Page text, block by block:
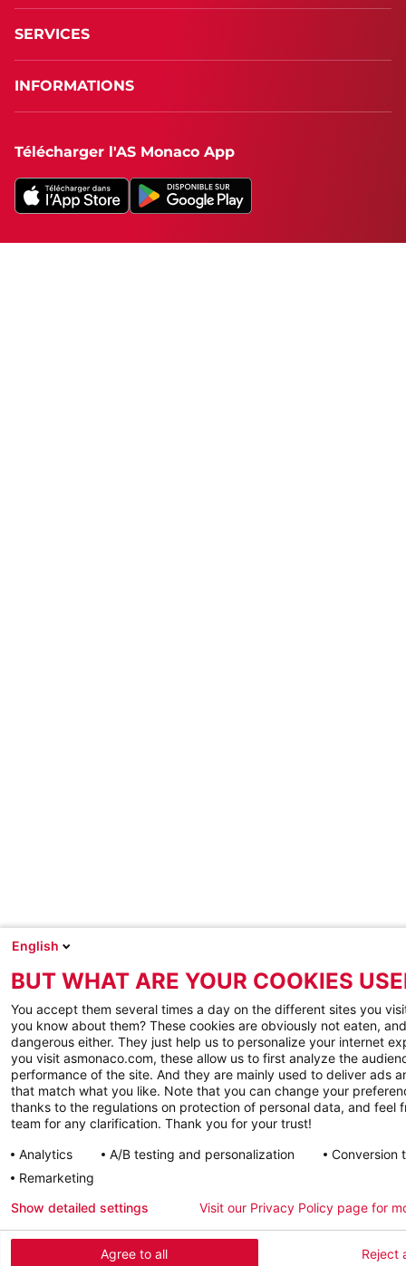
SERVICES
INFORMATIONS
Télécharger l'AS Monaco App
English
BUT WHAT ARE YOUR COOKIES
You accept them several times a day on the different sites you
you know about them? These cookies are obviously not eaten,
dangerous either. They just help us to personalize your internet
you visit asmonaco.com, these allow us to first analyze the
performance of the site. And they are mainly used to deliver ads
that match what you like. Note that you can change your
thanks to the regulations on protection of personal data, and feel
team for any clarification. Thank you for your trust!
Analytics
A/B testing and personalization
Conversion
Remarketing
Agree to all Reject
Show detailed settings Visit our Privacy Policy page for